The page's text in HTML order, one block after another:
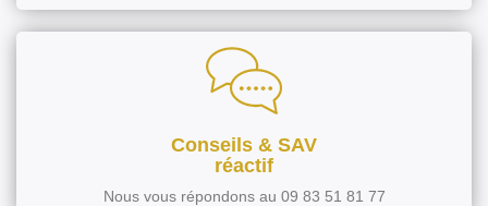
Conseils & SAV
réactif
Nous vous répondons au 09 83 51 81 77